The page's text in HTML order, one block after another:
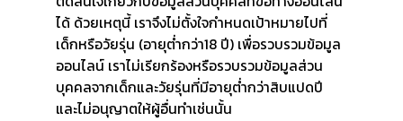
ได้ ด้วยเหตุนี้ เราจึงไม่ตั้งใจกำหนดเป้าหมายไปที่
เด็กหรือวัยรุ่น (อายุต่ำกว่า18 ปี) เพื่อรวบรวมข้อมูล
ออนไลน์ เราไม่เรียกร้องหรือรวบรวมข้อมูลส่วน
บุคคลจากเด็กและวัยรุ่นที่มีอายุต่ำกว่าสิบแปดปี
และไม่อนุญาตให้ผู้อื่นทำเช่นนั้น